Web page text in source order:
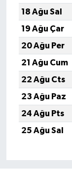
18 Ağu Sal
19 Ağu Çar
20 Ağu Per
21 Ağu Cum
22 Ağu Cts
23 Ağu Paz
24 Ağu Pts
25 Ağu Sal